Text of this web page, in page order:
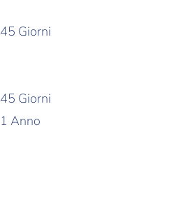
45 Giorni
45 Giorni
1 Anno